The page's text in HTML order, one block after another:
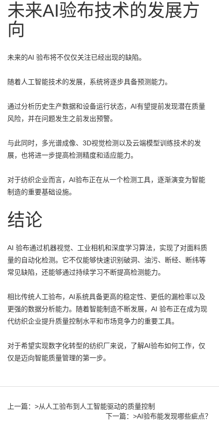
未来AI验布技术的发展方
向
未来的AI 验布将不仅仅关注已经出现的缺陷。
随着人工智能技术的发展，系统将逐步具备预测能力。
通过分析历史生产数据和设备运行状态，AI有望提前发现潜在质量
风险，并在问题发生之前发出预警。
与此同时，多光谱成像、3D视觉检测以及云端模型训练技术的发
展，也将进一步提高检测精度和适应能力。
对于纺织企业而言，AI验布正在从一个检测工具，逐渐演变为智能
制造的重要基础设施。
结论
AI 验布通过机器视觉、工业相机和深度学习算法，实现了对面料质
量的自动化检测。它不仅能够快速识别破洞、油污、断经、断纬等
常见缺陷，还能够通过持续学习不断提高检测能力。
相比传统人工验布，AI系统具备更高的稳定性、更低的漏检率以及
更强的数据分析能力。随着智能制造不断发展，AI 验布正在成为现
代纺织企业提升质量控制水平和市场竞争力的重要工具。
对于希望实现数字化转型的纺织厂来说，了解AI验布如何工作，仅
仅是迈向智能质量管理的第一步。
上一篇： >从人工验布到人工智能驱动的质量控制
下一篇： >AI验布能发现哪些疵点？